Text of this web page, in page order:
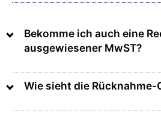
Bekomme ich auch eine
ausgewiesener MwST?
Wie sieht die Rücknahme-